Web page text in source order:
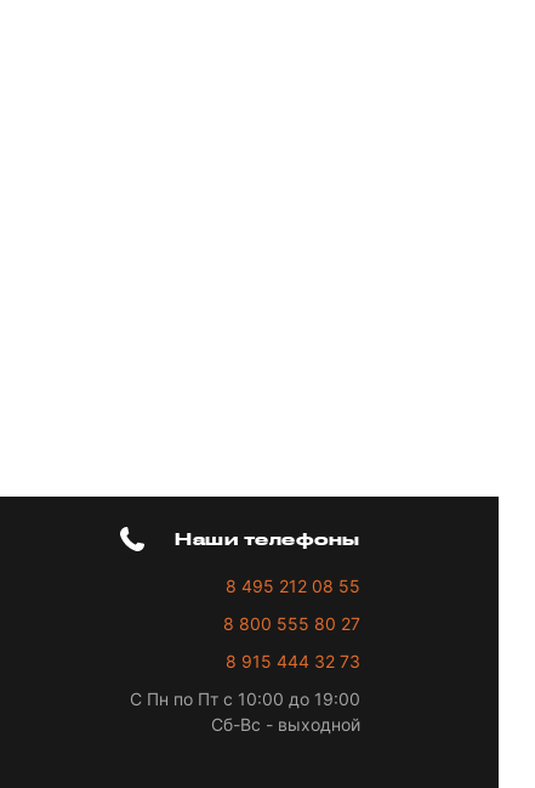
Наши телефоны
8 495 212 08 55
8 800 555 80 27
8 915 444 32 73
С Пн по Пт с 10:00 до 19:00
Сб-Вс - выходной